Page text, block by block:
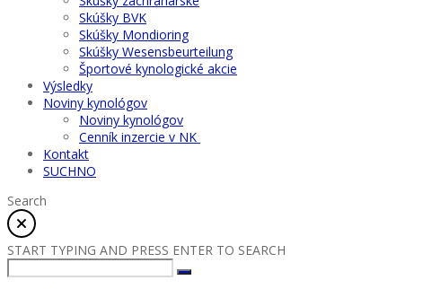
Skúšky BVK
Skúšky Mondioring
Skúšky Wesensbeurteilung
Športové kynologické akcie
Výsledky
Noviny kynológov
Noviny kynológov
Cenník inzercie v NK
Kontakt
SUCHNO
Search
START TYPING AND PRESS ENTER TO SEARCH